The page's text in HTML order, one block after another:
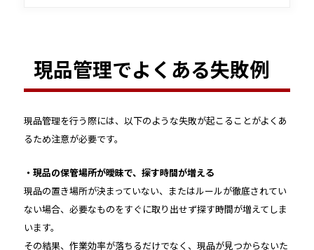
現品管理でよくある失敗例
現品管理を行う際には、以下のような失敗が起こることがよくあ
るため注意が必要です。
・現品の保管場所が曖昧で、探す時間が増える
現品の置き場所が決まっていない、またはルールが徹底されてい
ない場合、必要なものをすぐに取り出せず探す時間が増えてしま
います。
その結果、作業効率が落ちるだけでなく、現品が見つからないた